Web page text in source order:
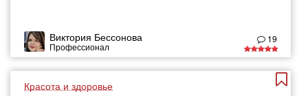
Виктория Бессонова
Профессионал
19
Красота и здоровье